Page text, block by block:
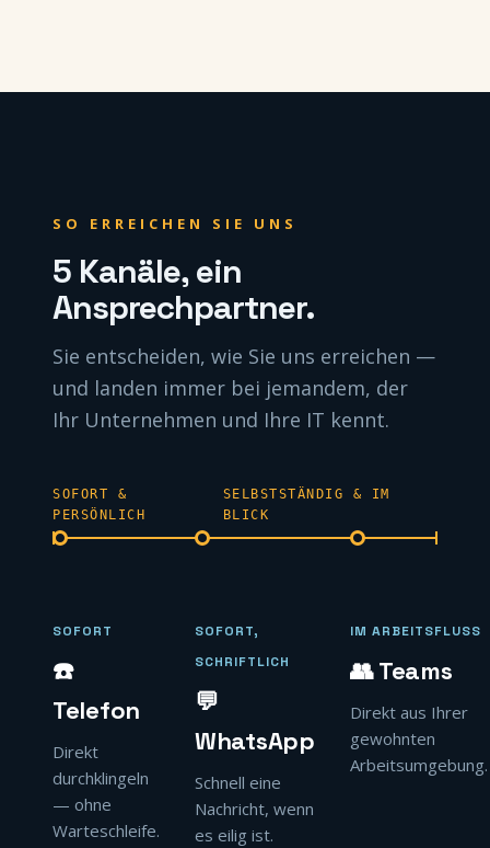
SO ERREICHEN SIE UNS
5 Kanäle, ein
Ansprechpartner.
Sie entscheiden, wie Sie uns erreichen —
und landen immer bei jemandem, der
Ihr Unternehmen und Ihre IT kennt.
SOFORT &
PERSÖNLICH
SELBSTSTÄNDIG & IM
BLICK
SOFORT
☎️
Telefon
Direkt
durchklingeln
— ohne
Warteschleife.
SOFORT,
SCHRIFTLICH
💬
WhatsApp
Schnell eine
Nachricht, wenn
es eilig ist.
IM ARBEITSFLUSS
👥 Teams
Direkt aus Ihrer
gewohnten
Arbeitsumgebung.